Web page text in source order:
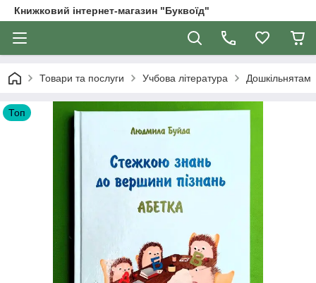
Книжковий інтернет-магазин "Буквоїд"
Товари та послуги Учбова література Дошкільнятам
Топ